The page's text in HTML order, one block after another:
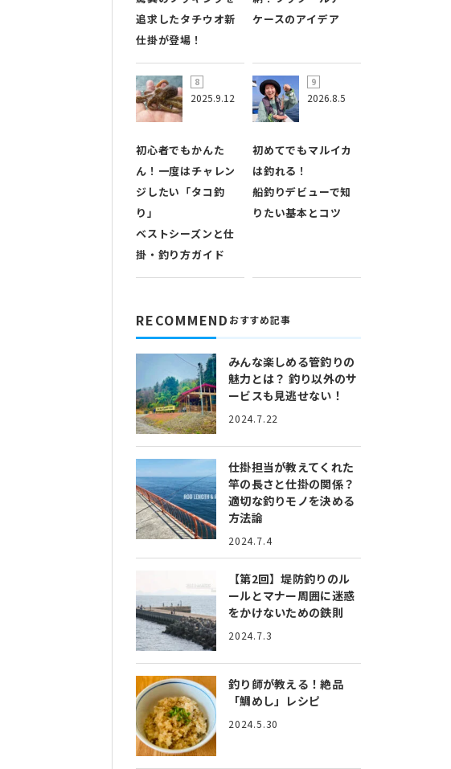
追求したタチウオ新
仕掛が登場！
ケースのアイデア
2025.9.12
初心者でもかんた
ん！一度はチャレン
ジしたい「タコ釣
り」
ベストシーズンと仕
掛・釣り方ガイド
2026.8.5
初めてでもマルイカ
は釣れる！
船釣りデビューで知
りたい基本とコツ
RECOMMEND おすすめ記事
みんな楽しめる管釣りの
魅力とは？ 釣り以外のサ
ービスも見逃せない！
2024.7.22
仕掛担当が教えてくれた
竿の長さと仕掛の関係？
適切な釣りモノを決める
方法論
2024.7.4
【第2回】堤防釣りのル
ールとマナー周囲に迷惑
をかけないための鉄則
2024.7.3
釣り師が教える！絶品
「鯛めし」レシピ
2024.5.30